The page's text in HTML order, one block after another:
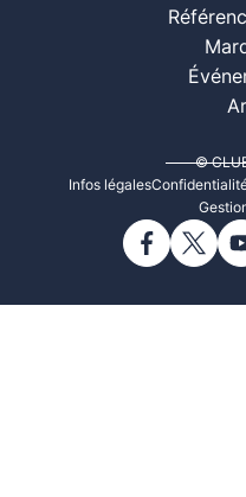
©
Infos légales